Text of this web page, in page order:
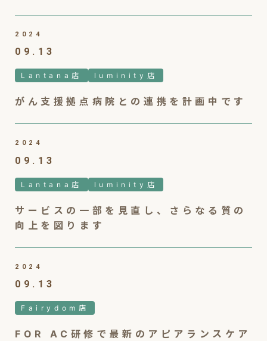
2024
09.13
Lantana店 luminity店
がん支援拠点病院との連携を計画中です
2024
09.13
Lantana店 luminity店
サービスの一部を見直し、さらなる質の
向上を図ります
2024
09.13
Fairydom店
FOR AC研修で最新のアピアランスケア